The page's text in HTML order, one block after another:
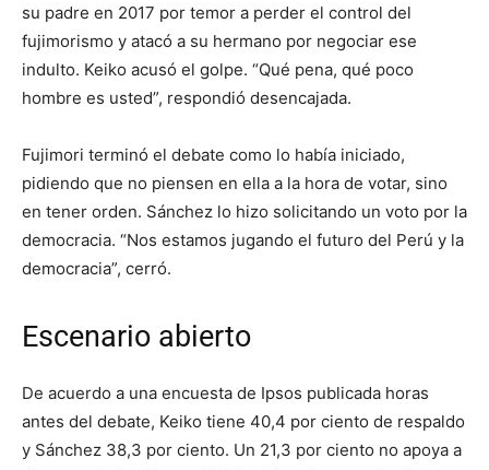
su padre en 2017 por temor a perder el control del
fujimorismo y atacó a su hermano por negociar ese
indulto. Keiko acusó el golpe. “Qué pena, qué poco
hombre es usted”, respondió desencajada.
Fujimori terminó el debate como lo había iniciado,
pidiendo que no piensen en ella a la hora de votar, sino
en tener orden. Sánchez lo hizo solicitando un voto por la
democracia. “Nos estamos jugando el futuro del Perú y la
democracia”, cerró.
Escenario abierto
De acuerdo a una encuesta de Ipsos publicada horas
antes del debate, Keiko tiene 40,4 por ciento de respaldo
y Sánchez 38,3 por ciento. Un 21,3 por ciento no apoya a